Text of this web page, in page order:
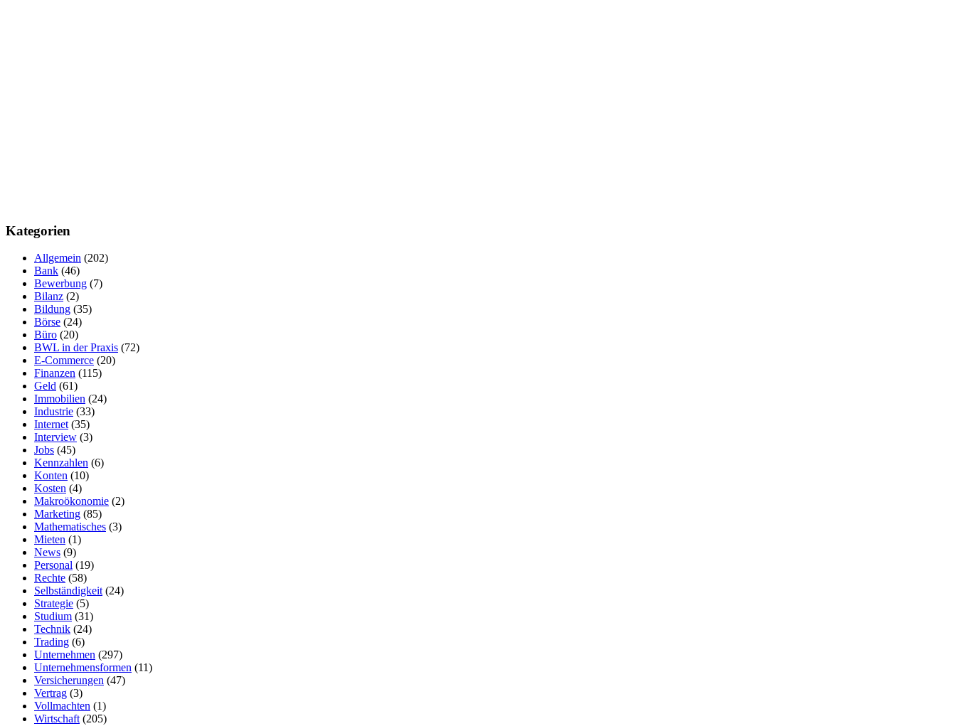
Kategorien
Allgemein (202)
Bank (46)
Bewerbung (7)
Bilanz (2)
Bildung (35)
Börse (24)
Büro (20)
BWL in der Praxis (72)
E-Commerce (20)
Finanzen (115)
Geld (61)
Immobilien (24)
Industrie (33)
Internet (35)
Interview (3)
Jobs (45)
Kennzahlen (6)
Konten (10)
Kosten (4)
Makroökonomie (2)
Marketing (85)
Mathematisches (3)
Mieten (1)
News (9)
Personal (19)
Rechte (58)
Selbständigkeit (24)
Strategie (5)
Studium (31)
Technik (24)
Trading (6)
Unternehmen (297)
Unternehmensformen (11)
Versicherungen (47)
Vertrag (3)
Vollmachten (1)
Wirtschaft (205)